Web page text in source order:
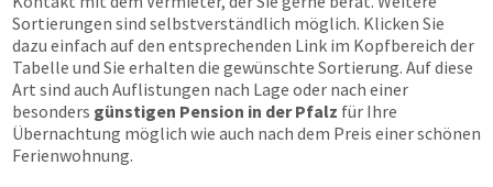
Sortierungen sind selbstverständlich möglich. Klicken Sie
dazu einfach auf den entsprechenden Link im Kopfbereich der
Tabelle und Sie erhalten die gewünschte Sortierung. Auf diese
Art sind auch Auflistungen nach Lage oder nach einer
besonders günstigen Pension in der Pfalz für Ihre
Übernachtung möglich wie auch nach dem Preis einer schönen
Ferienwohnung.